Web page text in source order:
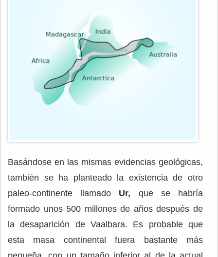
Basándose en las mismas evidencias geológicas,
también se ha planteado la existencia de otro
paleo-continente llamado Ur, que se habría
formado unos 500 millones de años después de
la desaparición de Vaalbara. Es probable que
esta masa continental fuera bastante más